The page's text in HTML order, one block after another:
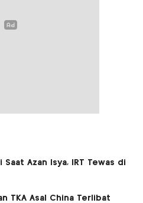
Saat Azan Isya, IRT Tewas di
TKA Asal China Terlibat